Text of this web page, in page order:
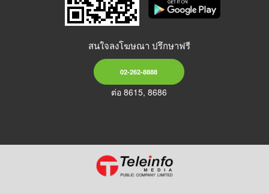
สนใจลงโฆษณา ปรึกษาฟรี
02-262-8888
ต่อ 8615, 8686